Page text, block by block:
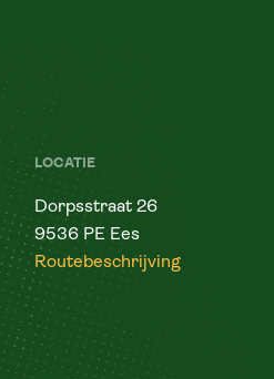
LOCATIE
Dorpsstraat 26
9536 PE Ees
Routebeschrijving